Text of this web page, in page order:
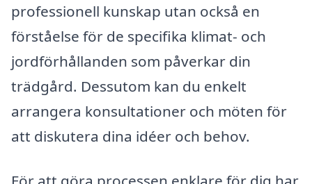
professionell kunskap utan också en
förståelse för de specifika klimat- och
jordförhållanden som påverkar din
trädgård. Dessutom kan du enkelt
arrangera konsultationer och möten för
att diskutera dina idéer och behov.